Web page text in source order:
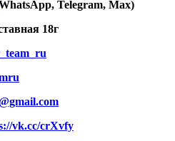
Telegram, Max)
18г
vk.cc/crXvfy